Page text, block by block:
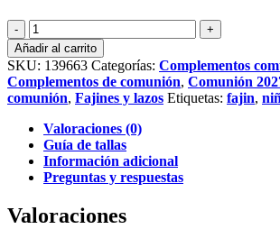
Fajín
sol
de
comunión
de
caqui
cantidad
Añadir al carrito
SKU: 139663 Categorías: Complementos
Complementos de comunión, Comunión
comunión, Fajines y lazos Etiquetas: fajin,
Valoraciones (0)
Guía de tallas
Información adicional
Preguntas y respuestas
Valoraciones